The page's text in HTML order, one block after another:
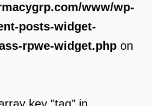
www/wp-
posts-widget-
rpwe-widget.php on